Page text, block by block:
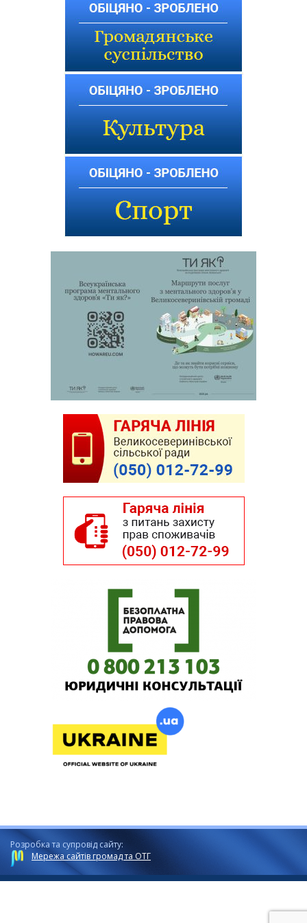
Розробка та супровід сайту:
Мережа сайтів громад та ОТГ